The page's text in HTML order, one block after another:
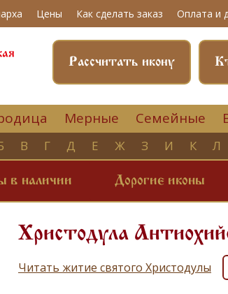
Цены Как сделать заказ Оплата и
Рассчитать икону
Мерные Семейные
В Г Д Е Ж З И К Л
в наличии Дорогие иконы
Христодула
Читать житие святого Христодулы